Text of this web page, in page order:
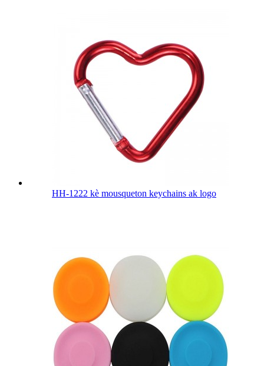
HH-1222 kè mousqueton keychains ak logo